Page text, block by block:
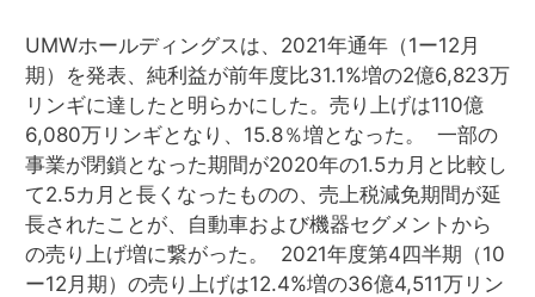
UMWホールディングスは、2021年通年（1ー12月
期）を発表、純利益が前年度比31.1%増の2億6,823万
リンギに達したと明らかにした。売り上げは110億
6,080万リンギとなり、15.8％増となった。 一部の
事業が閉鎖となった期間が2020年の1.5カ月と比較し
て2.5カ月と長くなったものの、売上税減免期間が延
長されたことが、自動車および機器セグメントから
の売り上げ増に繋がった。 2021年度第4四半期（10
ー12月期）の売り上げは12.4%増の36億4,511万リン